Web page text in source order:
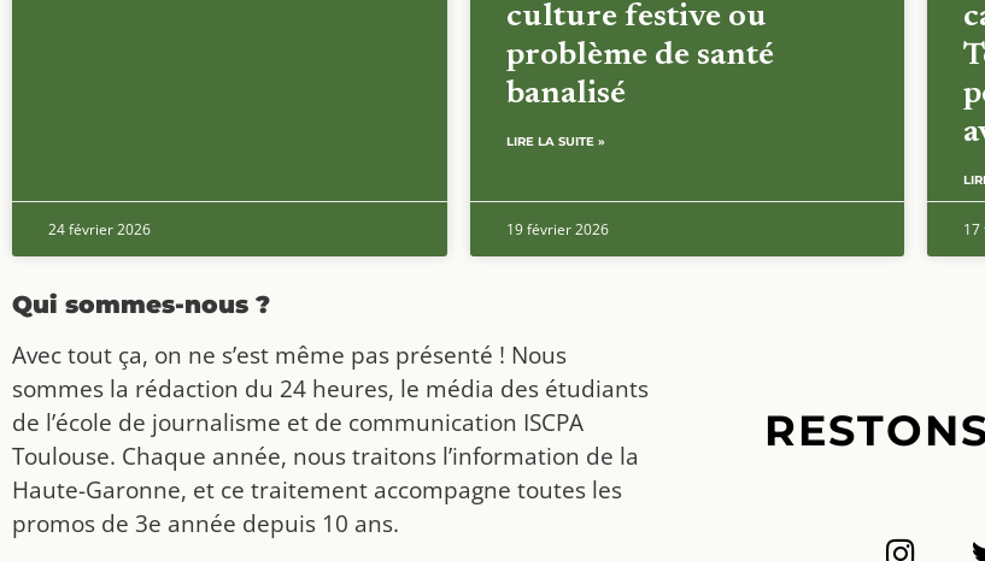
24 février 2026
culture festive ou
problème de santé
banalisé
LIRE LA SUITE »
19 février 2026 17
Qui sommes-nous ?
Avec tout ça, on ne s’est même pas présenté ! Nous
sommes la rédaction du 24 heures, le média des étudiants
de l’école de journalisme et de communication ISCPA
Toulouse. Chaque année, nous traitons l’information de la
Haute-Garonne, et ce traitement accompagne toutes les
promos de 3e année depuis 10 ans.